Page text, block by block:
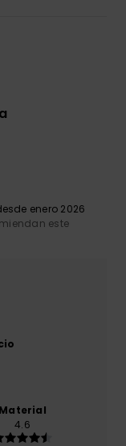
enero 2026
este
Material
4.6